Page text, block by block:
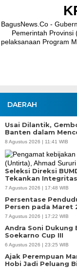
satu
DAERAH
Usai Dilantik,
Banten dalam
8 Agustus 2026 | 11:41 WIB
Seleksi Direksi
Tekankan
7 Agustus 2026 | 17:48 WIB
Persentase
Persen pada Maret
7 Agustus 2026 | 17:22 WIB
Andra Soni Dukung
Soekarno Cup III
6 Agustus 2026 | 23:25 WIB
Ajak Perempuan
Hobi Jadi Peluang